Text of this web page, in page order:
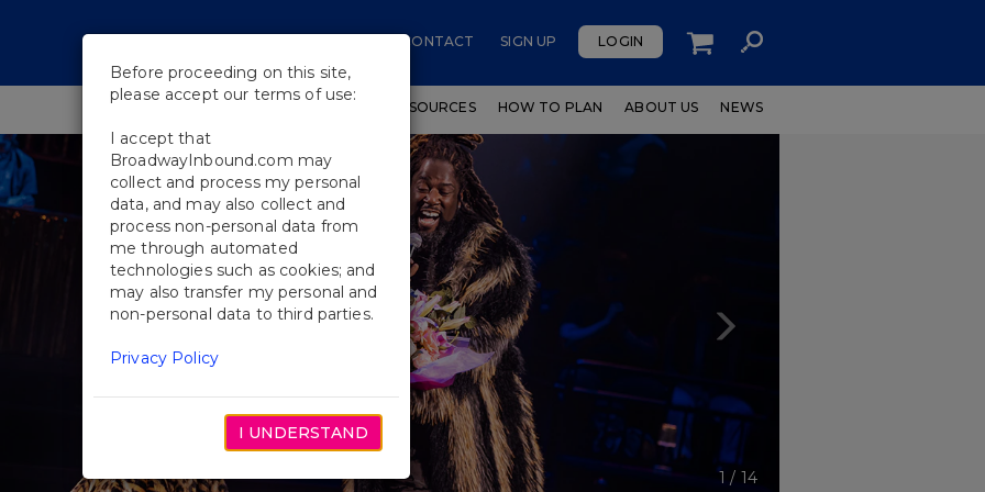
CONTACT SIGN UP LOGIN
SHOWS WORKSHOPS EDUCATIONAL RESOURCES HOW TO PLAN ABOUT US NEWS
1 / 14
Before proceeding on this site,
please accept our terms of use:
I accept that
BroadwayInbound.com may
collect and process my personal
data, and may also collect and
process non-personal data from
me through automated
technologies such as cookies; and
may also transfer my personal and
non-personal data to third parties.
Privacy Policy
I UNDERSTAND